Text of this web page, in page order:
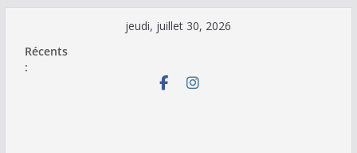
contenu
jeudi, juillet 30, 2026
Récents
: